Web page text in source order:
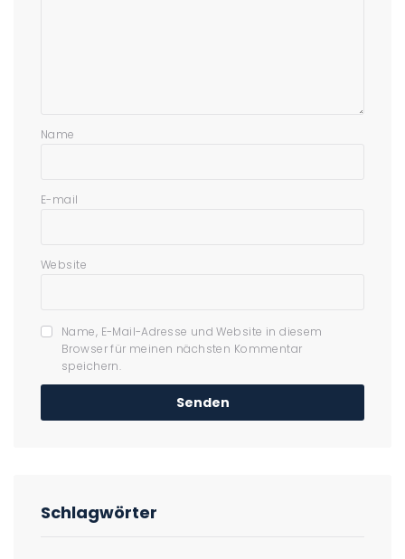
Name
E-mail
Website
Name, E-Mail-Adresse und Website in diesem
Browser für meinen nächsten Kommentar
speichern.
Schlagwörter